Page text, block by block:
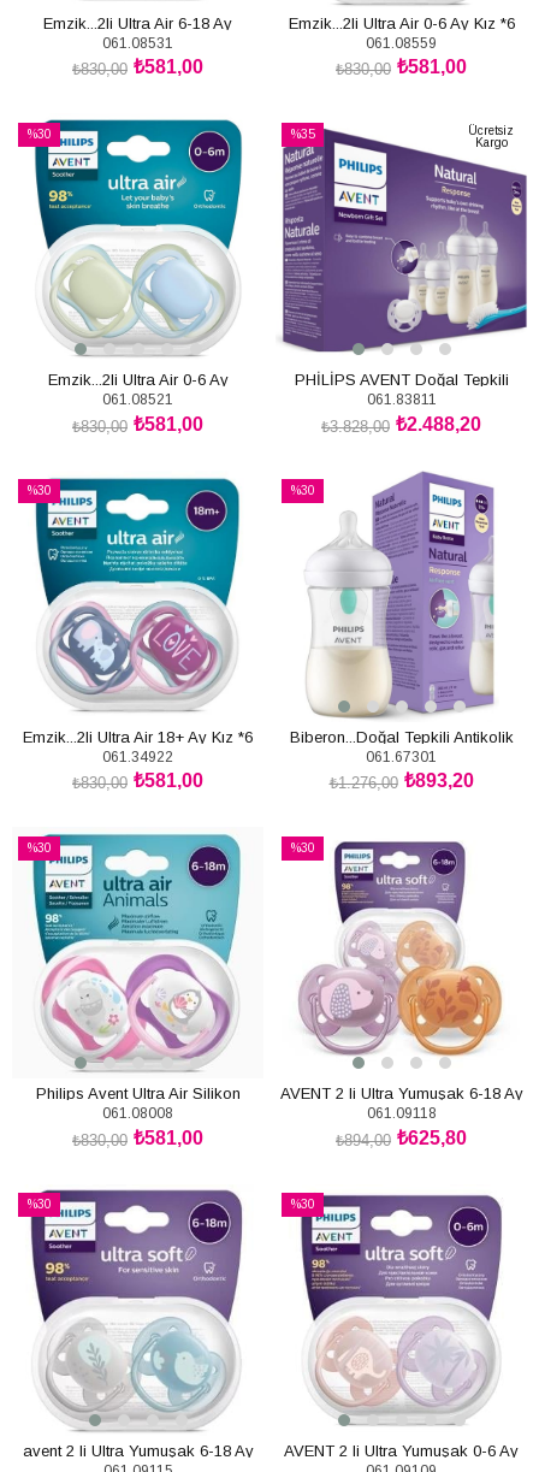
Emzik...2li Ultra Air 6-18 Ay
061.08531
₺581,00
₺830,00
Emzik...2li Ultra Air 0-6 Ay Kız *6
061.08559
₺581,00
₺830,00
%30
İndirim
%30İndirim
Emzik...2li Ultra Air 0-6 Ay
061.08521
₺581,00
₺830,00
%35
İndirim
%35İndirim
Ücretsiz
Kargo
PHİLİPS AVENT Doğal Tepkili
Hoşgeldin Bebek Hediye Seti
061.83811
₺2.488,20
₺3.828,00
%30
İndirim
%30İndirim
Emzik...2li Ultra Air 18+ Ay Kız *6
061.34922
₺581,00
₺830,00
%30
%30İndirim
Biberon...Doğal Tepkili Antikolik
Tekli 260ml
061.67301
₺893,20
₺1.276,00
%30
İndirim
%30İndirim
Philips Avent Ultra Air Silikon
Emzik 6-18 Ay
061.08008
₺581,00
₺830,00
%30
%30İndirim
AVENT 2 li Ultra Yumuşak 6-18 Ay
Kız
061.09118
₺625,80
₺894,00
%30
İndirim
%30İndirim
avent 2 li Ultra Yumuşak 6-18 Ay
%30
İndirim
%30İndirim
AVENT 2 li Ultra Yumuşak 0-6 Ay